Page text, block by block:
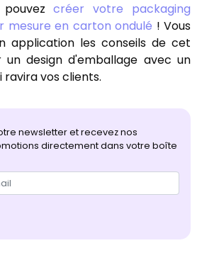
newsletter et recevez nos
directement dans votre boîte
pouvezcréer votre packaging
mesure en carton ondulé ! Vous
application les conseils de cet
design d'emballage avec un
vos clients.